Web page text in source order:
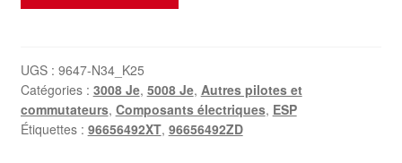
commutateurs
Peugeot
3008
5008
UGS : 9647-N34_K25
Catégories : 3008 Je, 5008 Je, Autres pilotes et
commutateurs, Composants électriques, ESP
Étiquettes : 96656492XT, 96656492ZD